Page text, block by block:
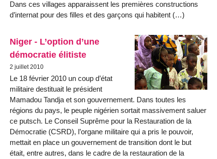
Dans ces villages apparaissent les premières constructions
d’internat pour des filles et des garçons qui habitent (…)
Niger - L’option d’une
démocratie élitiste
2 juillet 2010
Le 18 février 2010 un coup d’état
militaire destituait le président
Mamadou Tandja et son gouvernement. Dans toutes les
régions du pays, le peuple nigérien sortait massivement saluer
ce putsch. Le Conseil Suprême pour la Restauration de la
Démocratie (CSRD), l’organe militaire qui a pris le pouvoir,
mettait en place un gouvernement de transition dont le but
était, entre autres, dans le cadre de la restauration de la